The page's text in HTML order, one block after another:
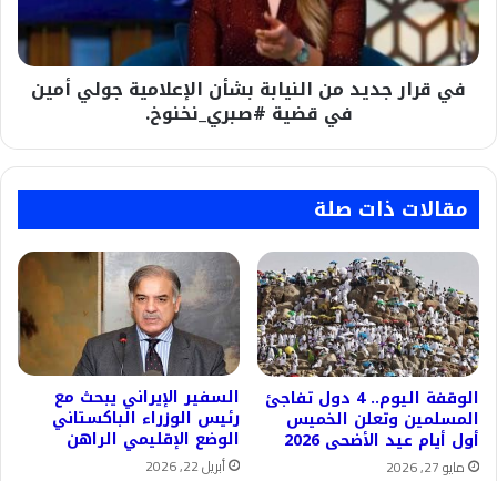
الإعلامية
جولي
أمين
في
قضية
في قرار جديد من النيابة بشأن الإعلامية جولي أمين
في قضية #صبري_نخنوخ.
مقالات ذات صلة
الوقفة اليوم.. 4 دول تفاجئ
المسلمين وتعلن الخميس
أول أيام عيد الأضحى 2026
مايو 27, 2026
السفير الإيراني يبحث مع
رئيس الوزراء الباكستاني
الوضع الإقليمي الراهن
أبريل 22, 2026